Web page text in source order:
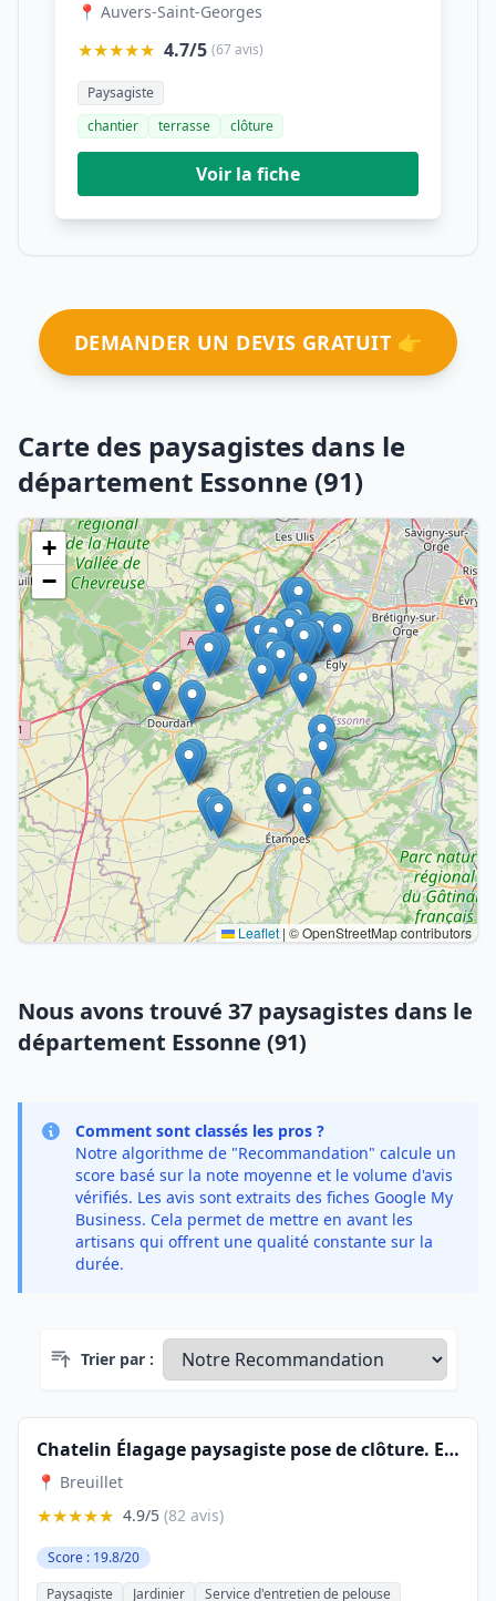
📍 Auvers-Saint-Georges
★★★★★ 4.7/5 (67 avis)
Paysagiste
chantier
terrasse clôture
Voir la fiche
DEMANDER UN DEVIS GRATUIT 👉
Carte des paysagistes dans le
département Essonne (91)
+
−
Leaflet | © OpenStreetMap contributors
Nous avons trouvé 37 paysagistes dans le
département Essonne (91)
Comment sont classés les pros ?
Notre algorithme de "Recommandation" calcule un
score basé sur la note moyenne et le volume d'avis
vérifiés. Les avis sont extraits des fiches Google My
Business. Cela permet de mettre en avant les
artisans qui offrent une qualité constante sur la
durée.
Trier par :
Chatelin Élagage paysagiste pose de clôture. Essonne 91, Breuillet, Saint-chéron, Dourdan, Arpajon, Sainte-Geneviève-des-Bois
📍 Breuillet
★★★★★ 4.9/5 (82 avis)
Score : 19.8/20
Paysagiste
Jardinier Service d'entretien de pelouse